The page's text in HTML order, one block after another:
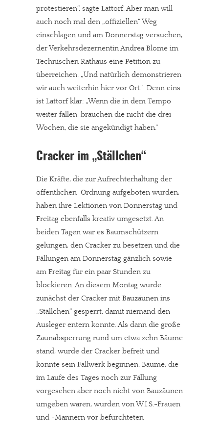
protestieren“, sagte Lattorf. Aber man will
auch noch mal den „offiziellen“ Weg
einschlagen und am Donnerstag versuchen,
der Verkehrsdezernentin Andrea Blome im
Technischen Rathaus eine Petition zu
überreichen. „Und natürlich demonstrieren
wir auch weiterhin hier vor Ort.“ Denn eins
ist Lattorf klar: „Wenn die in dem Tempo
weiter fällen, brauchen die nicht die drei
Wochen, die sie angekündigt haben.“
Cracker im „Ställchen“
Die Kräfte, die zur Aufrechterhaltung der
öffentlichen Ordnung aufgeboten wurden,
haben ihre Lektionen von Donnerstag und
Freitag ebenfalls kreativ umgesetzt. An
beiden Tagen war es Baumschützern
gelungen, den Cracker zu besetzen und die
Fällungen am Donnerstag gänzlich sowie
am Freitag für ein paar Stunden zu
blockieren. An diesem Montag wurde
zunächst der Cracker mit Bauzäunen ins
„Ställchen“ gesperrt, damit niemand den
Ausleger entern konnte. Als dann die große
Zaunabsperrung rund um etwa zehn Bäume
stand, wurde der Cracker befreit und
konnte sein Fällwerk beginnen. Bäume, die
im Laufe des Tages noch zur Fällung
vorgesehen aber noch nicht von Bauzäunen
umgeben waren, wurden von W.I.S.-Frauen
und -Männern vor befürchteten